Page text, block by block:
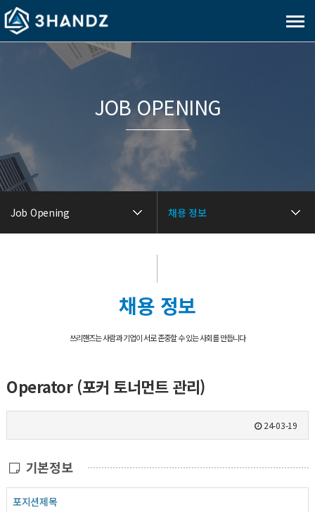
메
Job Opening 채용 정보
JOB OPENING
채용 정보
쓰리핸즈는 사람과 기업이 서로 존중할 수 있는 사회를 만듭니다
Operator (포커 토너먼트 관리)
24-03-19
기본정보
포지션제목